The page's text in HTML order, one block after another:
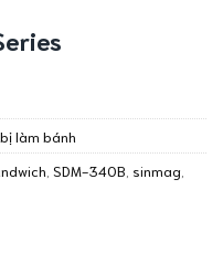
làm bánh
SDM-340B sinmag